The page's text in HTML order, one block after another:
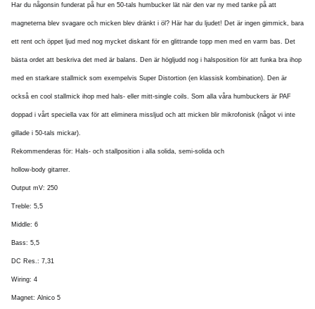
Har du någonsin funderat på hur en 50-tals humbucker lät när den var ny med tanke på att
magneterna blev svagare och micken blev dränkt i öl? Här har du ljudet! Det är ingen gimmick, bara
ett rent och öppet ljud med nog mycket diskant för en glittrande topp men med en varm bas. Det
bästa ordet att beskriva det med är balans. Den är högljudd nog i halsposition för att funka bra ihop
med en starkare stallmick som exempelvis Super Distortion (en klassisk kombination). Den är
också en cool stallmick ihop med hals- eller mitt-single coils. Som alla våra humbuckers är PAF
doppad i vårt speciella vax för att eliminera missljud och att micken blir mikrofonisk (något vi inte
gillade i 50-tals mickar).
Rekommenderas för: Hals- och stallposition i alla solida, semi-solida och
hollow-body gitarrer.
Output mV: 250
Treble: 5,5
Middle: 6
Bass: 5,5
DC Res.: 7,31
Wiring: 4
Magnet: Alnico 5